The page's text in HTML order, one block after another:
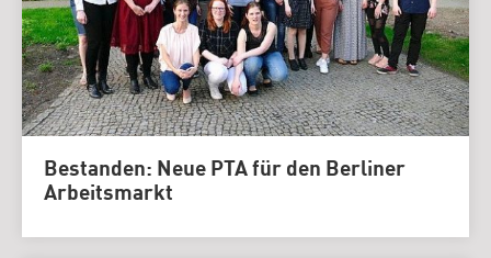
Bestanden: Neue PTA für den Berliner
Arbeitsmarkt